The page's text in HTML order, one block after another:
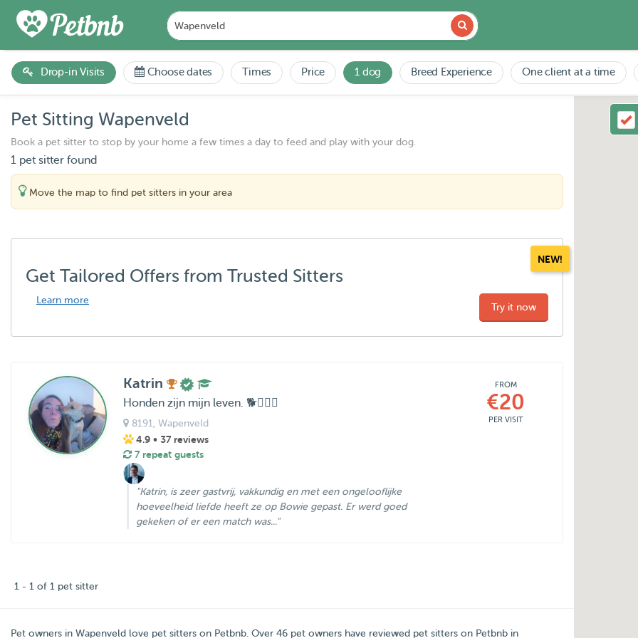
Drop-in Visits Choose dates Times Price 1 dog Breed Experience One client at a time
Pet Sitting Wapenveld
Book a pet sitter to stop by your home a few times a day to feed and play with your dog.
1 pet sitter found
Move the map to find pet sitters in your area
NEW!
Get Tailored Offers from Trusted Sitters
Learn more
Try it now
Katrin
Honden zijn mijn leven. 🐕🐕‍🦺🦮
8191 , Wapenveld
4.9 • 37 reviews
7 repeat guests
"Katrin, is zeer gastvrij, vakkundig en met een ongelooflijke
hoeveelheid liefde heeft ze op Bowie gepast. Er werd goed
gekeken of er een match was..."
FROM
€20
PER VISIT
1 - 1 of 1 pet sitter
Pet owners in Wapenveld love pet sitters on Petbnb . Over 46 pet owners have reviewed pet sitters on Petbnb in